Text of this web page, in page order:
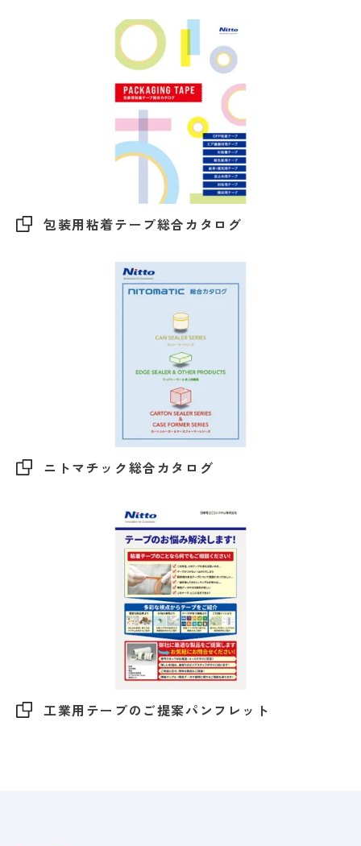
包装用粘着テープ総合カタログ
ニトマチック総合カタログ
工業用テープのご提案パンフレット